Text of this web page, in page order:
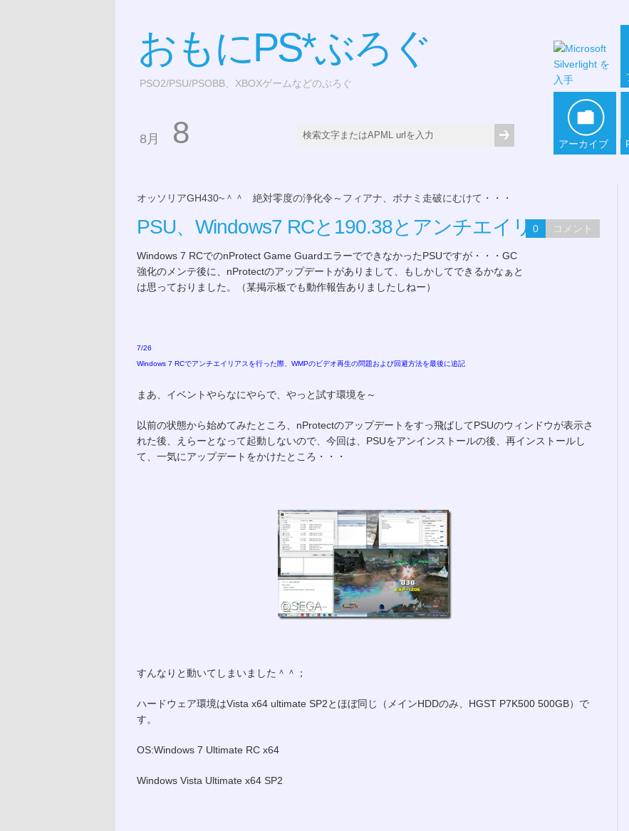
おもにPS*ぶろぐ
PSO2/PSU/PSOBB、XBOXゲームなどのぶろぐ
8月 8 アーカイブ
オッソリアGH430~＾＾ 絶対零度の浄化令～フィアナ、ボナミ走破にむけて・・・
PSU、Windows7 RCと190.38とアンチエイリアス
0 コメント
Windows 7 RCでのnProtect Game GuardエラーでできなかったPSUですが・・・GC
強化のメンテ後に、nProtectのアップデートがありまして、もしかしてできるかなぁと
は思っておりました。（某掲示板でも動作報告ありましたしねー）
7/26
Windows 7 RCでアンチエイリアスを行った際、WMPのビデオ再生の問題および回避方法を最後に追記
まあ、イベントやらなにやらで、やっと試す環境を～
以前の状態から始めてみたところ、nProtectのアップデートをすっ飛ばしてPSUのウィンドウが表示さ
れた後、えらーとなって起動しないので、今回は、PSUをアンインストールの後、再インストールし
て、一気にアップデートをかけたところ・・・
すんなりと動いてしまいました＾＾；
ハードウェア環境はVista x64 ultimate SP2とほぼ同じ（メインHDDのみ、HGST P7K500 500GB）で
す。
OS:Windows 7 Ultimate RC x64
Windows Vista Ultimate x64 SP2